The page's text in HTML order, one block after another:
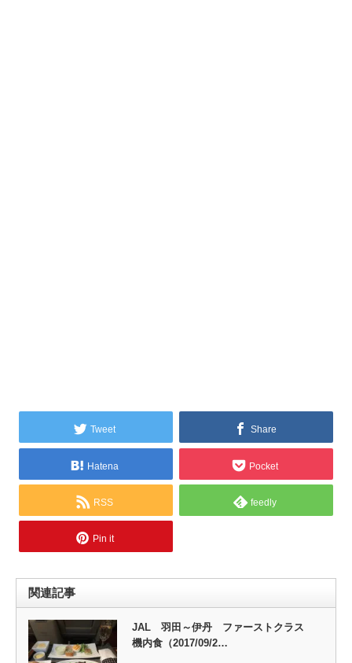
Tweet Share
Hatena Pocket
RSS feedly
Pin it
関連記事
JAL 羽田～伊丹 ファーストクラス
機内食（2017/09/2…